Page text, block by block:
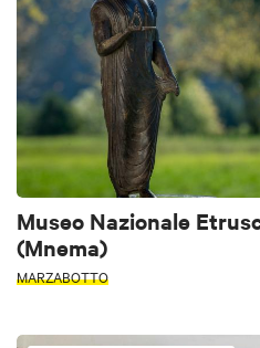
Museo Nazionale
(Mnema)
MARZABOTTO